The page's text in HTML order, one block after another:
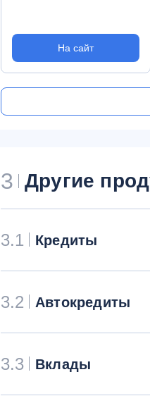
На сайт
3 Другие
3.1 Кредиты
3.2 Автокредиты
3.3 Вклады